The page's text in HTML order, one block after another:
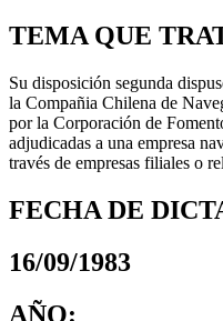
TEMA QUE
Su disposición segunda
la Compañia Chilena de
por la Corporación de
adjudicadas a una empresa
través de empresas filiales o
FECHA DE
16/09/1983
AÑO: